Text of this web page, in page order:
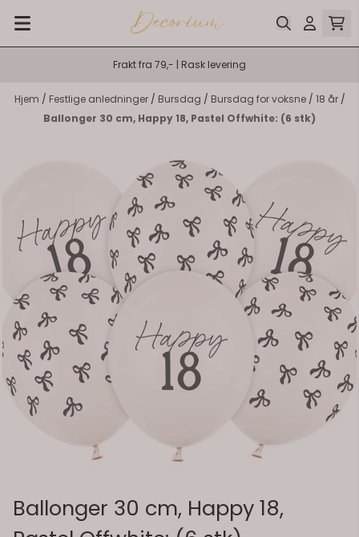
Hopp til innhold
Frakt fra 79,- | Rask levering
Hjem / Festlige anledninger / Bursdag / Bursdag for voksne / 18 år /
Ballonger 30 cm, Happy 18, Pastel Offwhite: (6 stk)
Ballonger 30 cm, Happy 18,